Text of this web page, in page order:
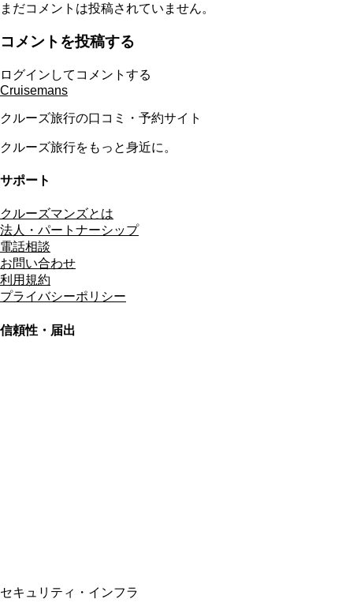
まだコメントは投稿されていません。
コメントを投稿する
ログインしてコメントする
Cruisemans
クルーズ旅行の口コミ・予約サイト
クルーズ旅行をもっと身近に。
サポート
クルーズマンズとは
法人・パートナーシップ
電話相談
お問い合わせ
利用規約
プライバシーポリシー
信頼性・届出
セキュリティ・インフラ